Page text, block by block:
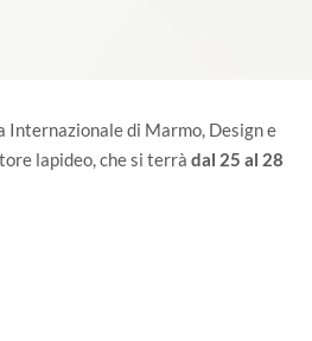
Internazionale di Marmo, Design e
lapideo, che si terrà dal 25 al 28